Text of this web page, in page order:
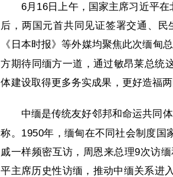
6月16日上午，国家主席习近平
后，两国元首共同见证签署交通、民
《日本时报》等外媒均聚焦此次缅甸
方期待同缅方一道，通过敏昂莱总统
体建设取得更多务实成果，更好造福两
中缅是传统友好邻邦和命运共同
称。1950年，缅甸在不同社会制度国
戚一样频密互访，周恩来总理9次访
平主席历史性访缅，推动中缅关系进